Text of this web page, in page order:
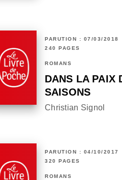
PARUTION : 07/03/2018
240 PAGES
ROMANS
DANS LA PAIX
SAISONS
Christian Signol
PARUTION : 04/10/2017
320 PAGES
ROMANS